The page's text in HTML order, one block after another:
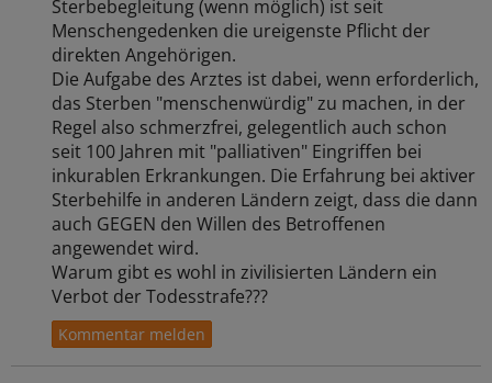
Sterbebegleitung (wenn möglich) ist seit
Menschengedenken die ureigenste Pflicht der
direkten Angehörigen.
Die Aufgabe des Arztes ist dabei, wenn erforderlich,
das Sterben "menschenwürdig" zu machen, in der
Regel also schmerzfrei, gelegentlich auch schon
seit 100 Jahren mit "palliativen" Eingriffen bei
inkurablen Erkrankungen. Die Erfahrung bei aktiver
Sterbehilfe in anderen Ländern zeigt, dass die dann
auch GEGEN den Willen des Betroffenen
angewendet wird.
Warum gibt es wohl in zivilisierten Ländern ein
Verbot der Todesstrafe???